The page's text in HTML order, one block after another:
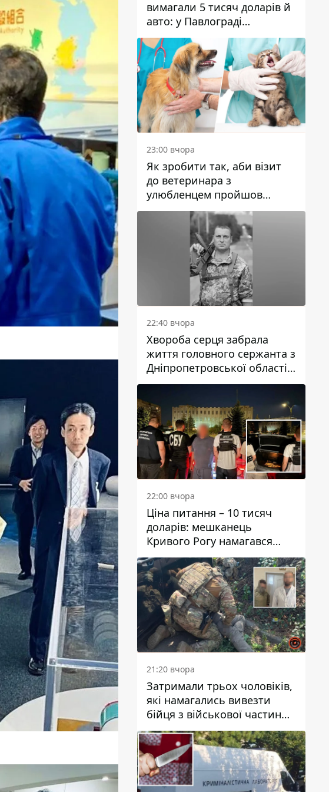
вимагали 5 тисяч доларів й
авто: у Павлограді
затримали двох чоловіків
23:00 вчора
Як зробити так, аби візит
до ветеринара з
улюбленцем пройшов
спокійно: прості поради
22:40 вчора
Хвороба серця забрала
життя головного сержанта з
Дніпропетровської області
Юрія Свистуна
22:00 вчора
Ціна питання – 10 тисяч
доларів: мешканець
Кривого Рогу намагався
переправити чоловіка до
Словаччини
21:20 вчора
Затримали трьох чоловіків,
які намагались вивезти
бійця з військової частини
до Дніпра за 7 тисяч
доларів: серед них був лікар